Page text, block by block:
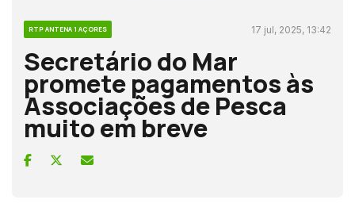
RTP ANTENA 1 AÇORES 17 jul, 2025, 13:42
Secretário do Mar
promete pagamentos às
Associações de Pesca
muito em breve